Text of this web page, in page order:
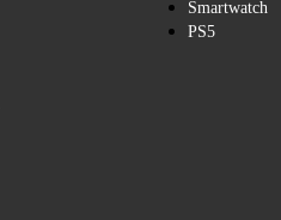
Smartwatch
PS5